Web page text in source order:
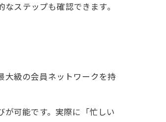
ステップも確認できます。
大級の会員ネットワークを持
可能です。実際に「忙しい